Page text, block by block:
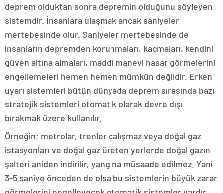
deprem olduktan sonra depremin olduğunu söyleyen
sistemdir. İnsanlara ulaşmak ancak saniyeler
mertebesinde olur. Saniyeler mertebesinde de
insanların depremden korunmaları, kaçmaları, kendini
güven altına almaları, maddi manevi hasar görmelerini
engellemeleri hemen hemen mümkün değildir. Erken
uyarı sistemleri bütün dünyada deprem sırasında bazı
stratejik sistemleri otomatik olarak devre dışı
bırakmak üzere kullanılır.
Örneğin; metrolar, trenler çalışmaz veya doğal gaz
istasyonları ve doğal gaz üreten yerlerde doğal gazın
şalteri aniden indirilir, yangına müsaade edilmez. Yani
3-5 saniye önceden de olsa bu sistemlerin büyük zarar